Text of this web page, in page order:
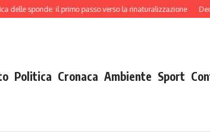
il primo passo verso la rinaturalizzazione Decoro
Politica Cronaca Ambiente Sport